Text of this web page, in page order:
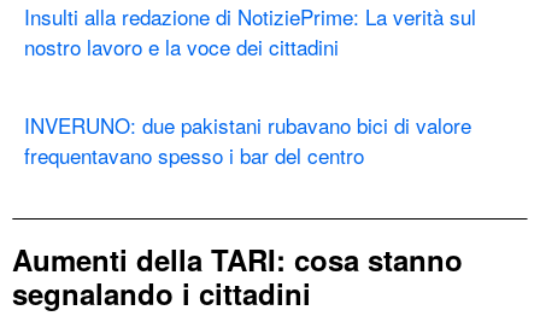
Insulti alla redazione di NotiziePrime: La verità sul
nostro lavoro e la voce dei cittadini
INVERUNO: due pakistani rubavano bici di valore
frequentavano spesso i bar del centro
Aumenti della TARI: cosa stanno
segnalando i cittadini